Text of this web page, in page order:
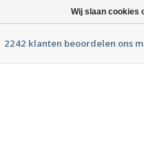
2242 klanten beoordelen ons
Wij slaan cookies